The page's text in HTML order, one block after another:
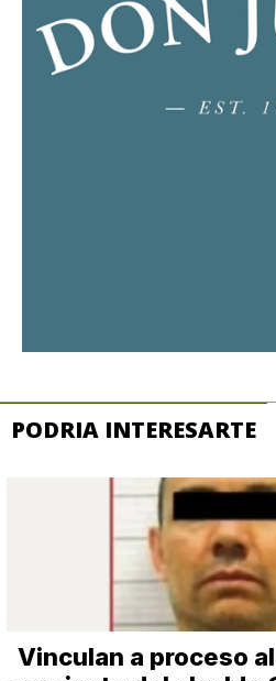
PODRIA INTERESARTE
Vinculan a proceso